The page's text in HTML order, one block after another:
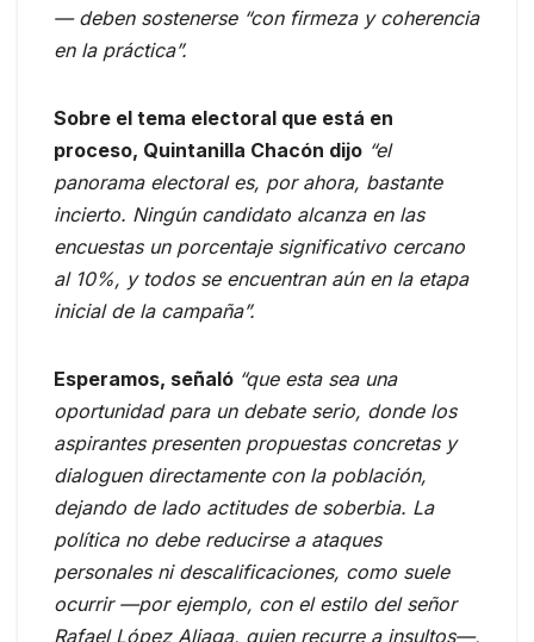
— deben sostenerse “con firmeza y coherencia
en la práctica”.
Sobre el tema electoral que está en
proceso, Quintanilla Chacón dijo “el
panorama electoral es, por ahora, bastante
incierto. Ningún candidato alcanza en las
encuestas un porcentaje significativo cercano
al 10%, y todos se encuentran aún en la etapa
inicial de la campaña”.
Esperamos, señaló “que esta sea una
oportunidad para un debate serio, donde los
aspirantes presenten propuestas concretas y
dialoguen directamente con la población,
dejando de lado actitudes de soberbia. La
política no debe reducirse a ataques
personales ni descalificaciones, como suele
ocurrir —por ejemplo, con el estilo del señor
Rafael López Aliaga, quien recurre a insultos—,